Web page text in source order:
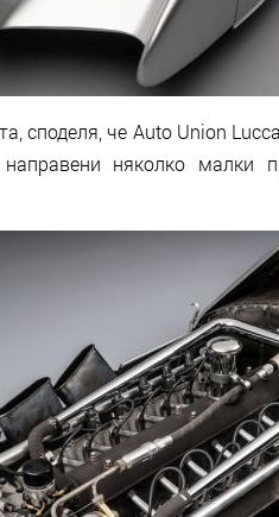
споделя, че Auto Union
няколко